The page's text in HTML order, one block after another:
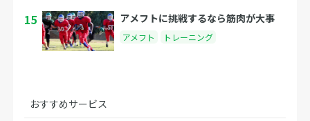
15 アメフトに挑戦するなら筋肉が大事
アメフト トレーニング
おすすめサービス